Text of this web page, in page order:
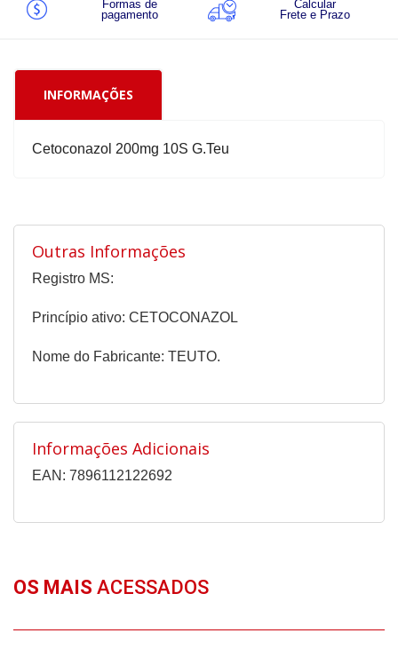
Formas de
pagamento
Calcular
Frete e Prazo
INFORMAÇÕES
Cetoconazol 200mg 10S G.Teu
Outras Informações
Registro MS:
Princípio ativo: CETOCONAZOL
Nome do Fabricante: TEUTO.
Informações Adicionais
EAN: 7896112122692
OS MAIS ACESSADOS